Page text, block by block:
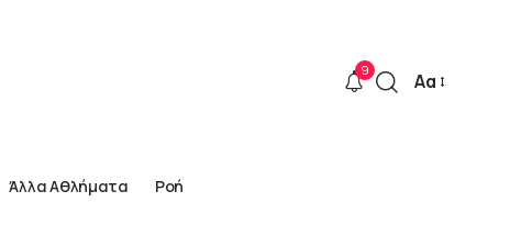
9
Font
Αα
Άλλα Αθλήματα Ροή